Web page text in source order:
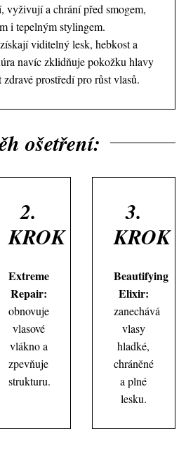
vyživují a chrání před smogem,
i tepelným stylingem.
viditelný lesk, hebkost a
navíc zklidňuje pokožku hlavy
zdravé prostředí pro růst vlasů.
ošetření:
2.
KROK
Extreme
Repair:
obnovuje
vlasové
vlákno a
zpevňuje
strukturu.
3.
KROK
Beautifying
Elixir:
zanechává
vlasy
hladké,
chráněné
a plné
lesku.